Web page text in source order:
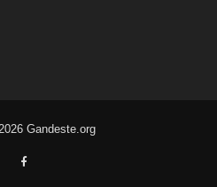
Gandeste.org